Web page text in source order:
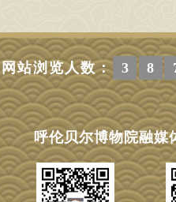
网站浏览人数： 3 8
呼伦贝尔博物院融媒